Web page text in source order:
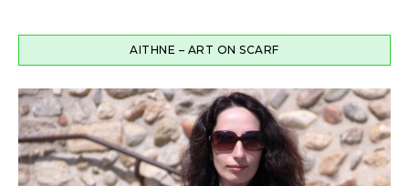
AITHNE – ART ON SCARF